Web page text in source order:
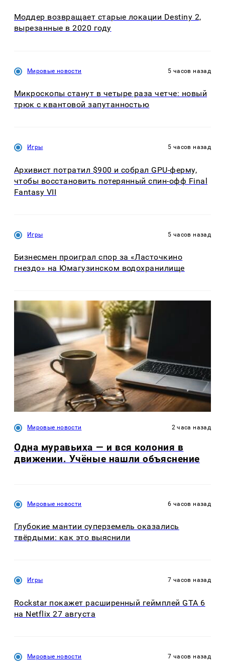
Моддер возвращает старые локации Destiny 2,
вырезанные в 2020 году
Мировые новости 5 часов назад
Микроскопы станут в четыре раза четче: новый
трюк с квантовой запутанностью
Игры 5 часов назад
Архивист потратил $900 и собрал GPU-ферму,
чтобы восстановить потерянный спин-офф Final
Fantasy VII
Игры 5 часов назад
Бизнесмен проиграл спор за «Ласточкино
гнездо» на Юмагузинском водохранилище
Мировые новости 2 часа назад
Одна муравьиха — и вся колония в
движении. Учёные нашли объяснение
Мировые новости 6 часов назад
Глубокие мантии суперземель оказались
твёрдыми: как это выяснили
Игры 7 часов назад
Rockstar покажет расширенный геймплей GTA 6
на Netflix 27 августа
Мировые новости 7 часов назад